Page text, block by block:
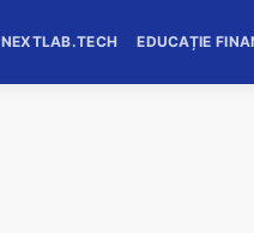
NEXTLAB.TECH EDUCAȚIE